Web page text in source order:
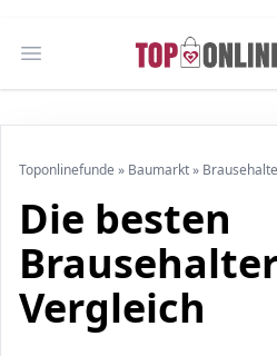
Open main menu
Toponlinefunde » Baumarkt»
Die besten
Vergleich